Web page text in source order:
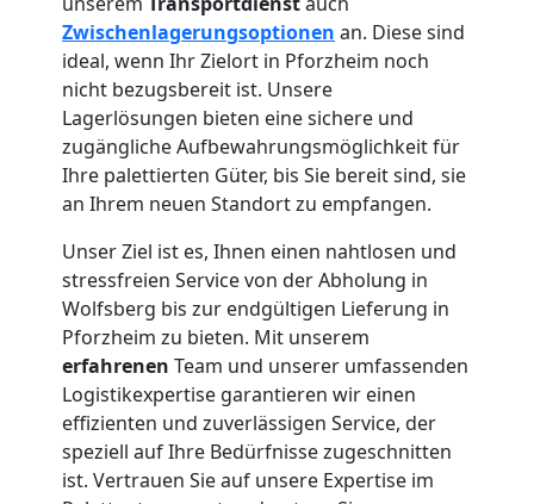
Zwischenlagerungsoptionen an. Diese sind
ideal, wenn Ihr Zielort in Pforzheim noch
nicht bezugsbereit ist. Unsere
Lagerlösungen bieten eine sichere und
zugängliche Aufbewahrungsmöglichkeit für
Ihre palettierten Güter, bis Sie bereit sind, sie
an Ihrem neuen Standort zu empfangen.
Unser Ziel ist es, Ihnen einen nahtlosen und
stressfreien Service von der Abholung in
Wolfsberg bis zur endgültigen Lieferung in
Pforzheim zu bieten. Mit unserem
erfahrenen Team und unserer umfassenden
Logistikexpertise garantieren wir einen
effizienten und zuverlässigen Service, der
speziell auf Ihre Bedürfnisse zugeschnitten
ist. Vertrauen Sie auf unsere Expertise im